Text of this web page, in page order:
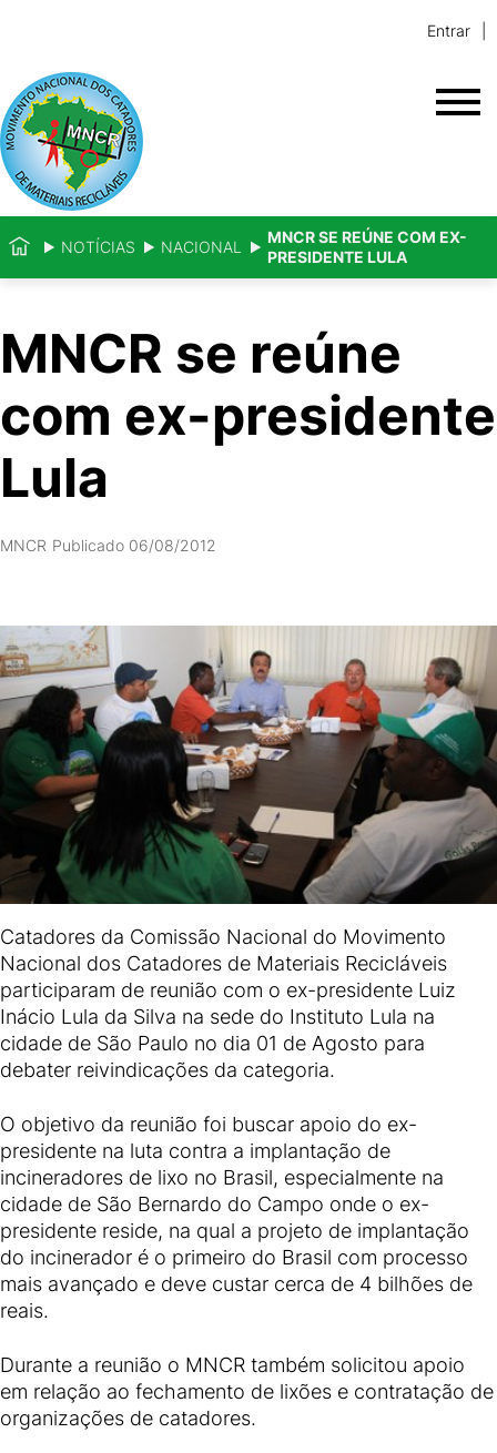
Entrar
NOTÍCIAS NACIONAL
MNCR SE REÚNE COM EX-
PRESIDENTE LULA
MNCR se reúne
com ex-presidente
Lula
MNCR Publicado 06/08/2012
Catadores da Comissão Nacional do Movimento
Nacional dos Catadores de Materiais Recicláveis
participaram de reunião com o ex-presidente Luiz
Inácio Lula da Silva na sede do Instituto Lula na
cidade de São Paulo no dia 01 de Agosto para
debater reivindicações da categoria.
O objetivo da reunião foi buscar apoio do ex-
presidente na luta contra a implantação de
incineradores de lixo no Brasil, especialmente na
cidade de São Bernardo do Campo onde o ex-
presidente reside, na qual a projeto de implantação
do incinerador é o primeiro do Brasil com processo
mais avançado e deve custar cerca de 4 bilhões de
reais.
Durante a reunião o MNCR também solicitou apoio
em relação ao fechamento de lixões e contratação de
organizações de catadores.